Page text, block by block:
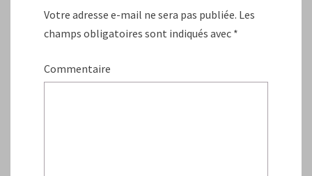
Votre adresse e-mail ne sera pas publiée. Les
champs obligatoires sont indiqués avec *
Commentaire